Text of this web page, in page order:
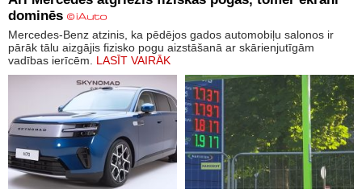
dominēs
Mercedes-Benz atzinis, ka pēdējos gados automobiļu salonos ir
pārāk tālu aizgājis fizisko pogu aizstāšanā ar skārienjutīgām
vadības ierīcēm. LASĪT VAIRĀK